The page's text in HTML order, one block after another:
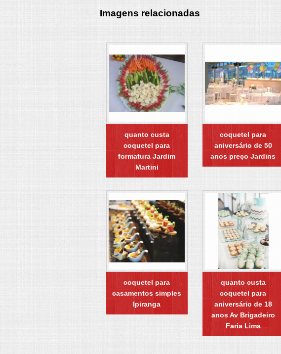
Imagens relacionadas
quanto custa
coquetel para
formatura Jardim
Martini
coquetel para
aniversário de 50
anos preço Jardins
coquetel para
casamentos simples
Ipiranga
quanto custa
coquetel para
aniversário de 18
anos Av Brigadeiro
Faria Lima